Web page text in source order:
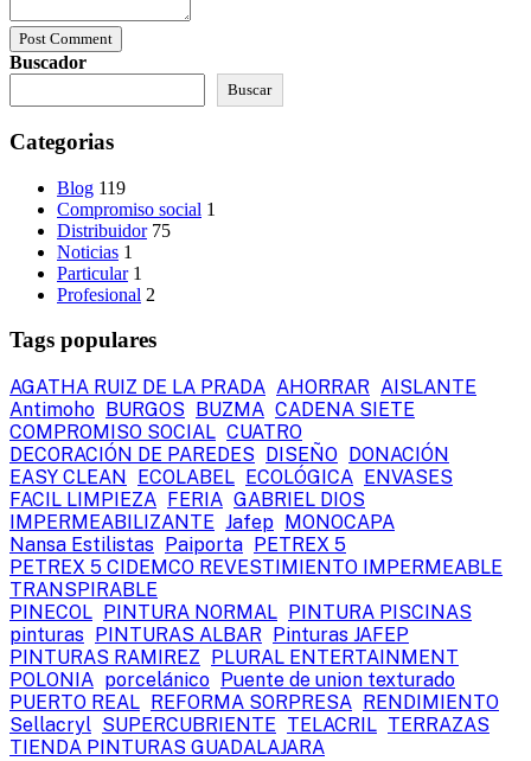
Post Comment
Buscador
Buscar
Categorias
Blog 119
Compromiso social 1
Distribuidor 75
Noticias 1
Particular 1
Profesional 2
Tags populares
AGATHA RUIZ DE LA PRADA AHORRAR AISLANTE
Antimoho BURGOS BUZMA CADENA SIETE
COMPROMISO SOCIAL CUATRO
DECORACIÓN DE PAREDES DISEÑO DONACIÓN
EASY CLEAN ECOLABEL ECOLÓGICA ENVASES
FACIL LIMPIEZA FERIA GABRIEL DIOS
IMPERMEABILIZANTE Jafep MONOCAPA
Nansa Estilistas Paiporta PETREX 5
PETREX 5 CIDEMCO REVESTIMIENTO IMPERMEABLE
TRANSPIRABLE
PINECOL PINTURA NORMAL PINTURA PISCINAS
pinturas PINTURAS ALBAR Pinturas JAFEP
PINTURAS RAMIREZ PLURAL ENTERTAINMENT
POLONIA porcelánico Puente de union texturado
PUERTO REAL REFORMA SORPRESA RENDIMIENTO
Sellacryl SUPERCUBRIENTE TELACRIL TERRAZAS
TIENDA PINTURAS GUADALAJARA